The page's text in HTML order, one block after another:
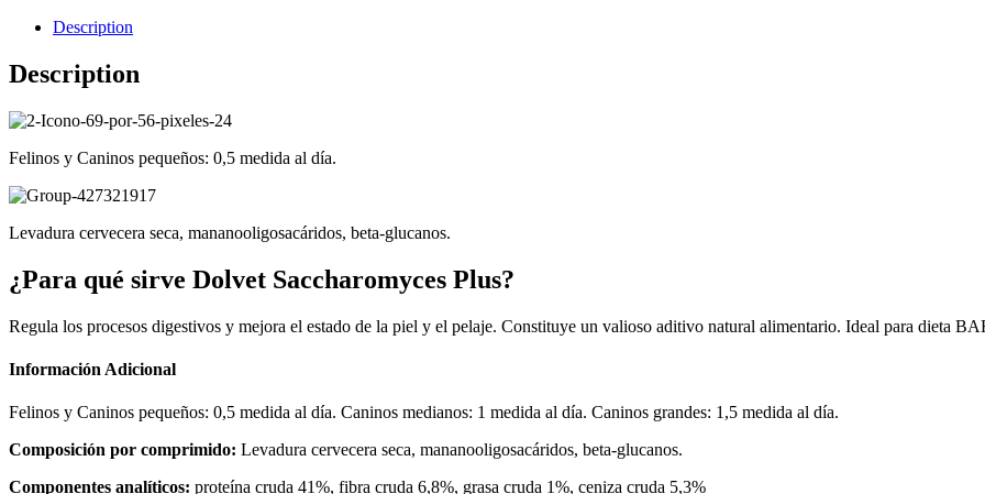
Description
Description
Felinos y Caninos pequeños: 0,5 medida al día.
Levadura cervecera seca, mananooligosacáridos, beta-glucanos.
¿Para qué sirve Dolvet Saccharomyces Plus?
Regula los procesos digestivos y mejora el estado de la piel y el pelaje. Constituye un valioso aditivo natural alimentario. Ideal para dieta
Información Adicional
Felinos y Caninos pequeños: 0,5 medida al día. Caninos medianos: 1 medida al día. Caninos grandes: 1,5 medida al día.
Composición por comprimido: Levadura cervecera seca, mananooligosacáridos, beta-glucanos.
Componentes analíticos: proteína cruda 41%, fibra cruda 6,8%, grasa cruda 1%, ceniza cruda 5,3%